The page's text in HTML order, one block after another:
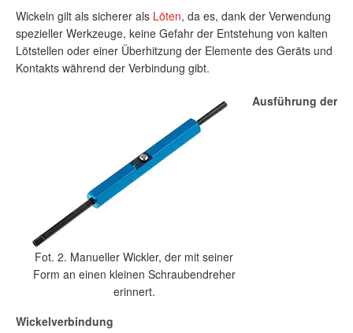
Wickeln gilt als sicherer als Löten, da es, dank der Verwendung
spezieller Werkzeuge, keine Gefahr der Entstehung von kalten
Lötstellen oder einer Überhitzung der Elemente des Geräts und
Kontakts während der Verbindung gibt.
Fot. 2. Manueller Wickler, der mit seiner
Form an einen kleinen Schraubendreher
erinnert.
Ausführung der
Wickelverbindung